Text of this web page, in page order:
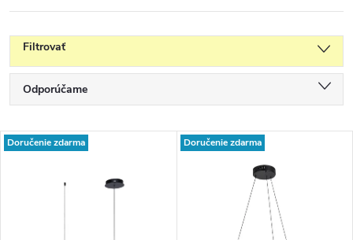
Filtrovať
a
d
e
Odporúčame
Najdrahšie
Najpredávanejšie
V
Doručenie zdarma Doručenie zdarma